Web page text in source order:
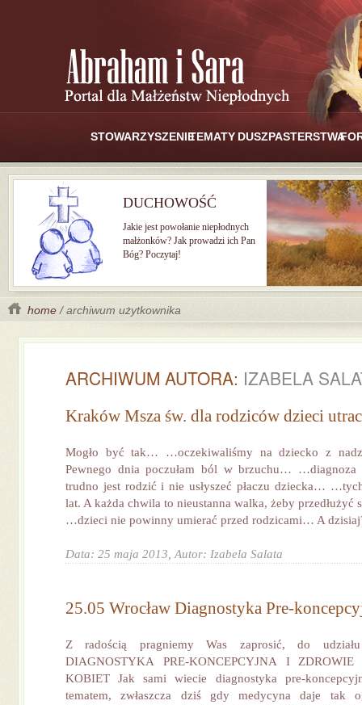
STOWARZYSZENIETEMATY DUSZPASTERSTWA
DUCHOWOŚĆ
Jakie jest powołanie niepłodnych
małżonków? Jak prowadzi ich Pan
Bóg? Poczytaj!
home / archiwum użytkownika
ARCHIWUM AUTORA: IZABELA
Kraków Msza św. dla rodziców dzieci
Mogło być tak… …oczekiwaliśmy na dziecko z
Pewnego dnia poczułam ból w brzuchu… …diagnoza
trudno jest rodzić i nie usłyszeć płaczu dziecka…
lat. A każda chwila to nieustanna walka, żeby przedłużyć
…dzieci nie powinny umierać przed rodzicami… A
Data: 25 maja 2013, Autor: Izabela Salata
25.05 Wrocław Diagnostyka Pre-
Z radością pragniemy Was zaprosić, do
DIAGNOSTYKA PRE-KONCEPCYJNA I ZDROWIE
KOBIET Jak sami wiecie diagnostyka pre-
tematem, zwłaszcza dziś gdy medycyna daje tak